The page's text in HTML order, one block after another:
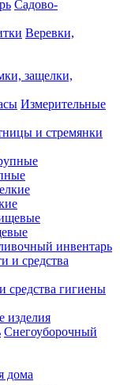
Садово-
Веревки,
защелки,
Измерительные
и стремянки
инвентарь
средства гигиены
изделия
Снегоуборочный
дома